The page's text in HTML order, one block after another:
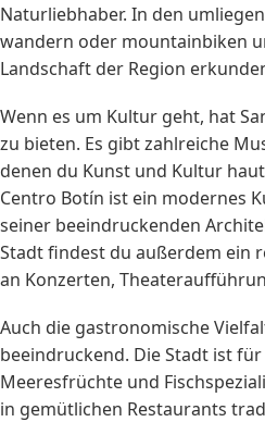
Naturliebhaber. In den
wandern oder mountainbiken
Landschaft der Region
Wenn es um Kultur geht, hat
zu bieten. Es gibt zahlreiche
denen du Kunst und Kultur
Centro Botín ist ein modernes
seiner beeindruckenden
Stadt findest du außerdem ein
an Konzerten,
Auch die gastronomische
beeindruckend. Die Stadt ist
Meeresfrüchte und
in gemütlichen Restaurants